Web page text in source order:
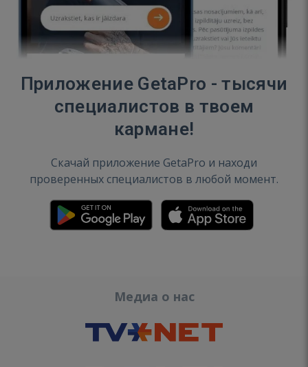
Приложение GetaPro - тысячи
специалистов в твоем
кармане!
Скачай приложение GetaPro и находи
проверенных специалистов в любой момент.
Медиа о нас